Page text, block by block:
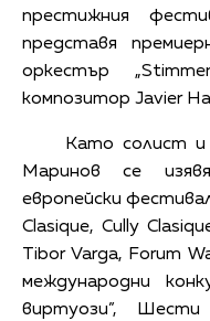
престижния
представя
оркестър
композитор Javier
Като солист и
Маринов се
европейски
Clasique, Cully
Tibor Varga, Forum
международни
виртуози”, Шести